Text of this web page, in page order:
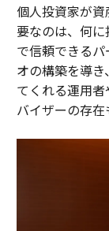
個人投資家が
要なのは、何
で信頼できる
オの構築を導
てくれる運用
バイザーの存在